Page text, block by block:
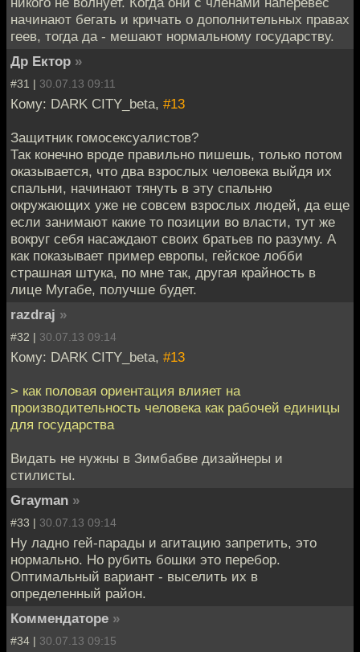
начинают бегать и кричать о дополнительных правах
геев, тогда да - мешают нормальному государству.
Др Ектор »
#31 | 30.07.13 09:11
Кому: DARK CITY_beta, #13
Защитник гомосексуалистов?
Так конечно вроде правильно пишешь, только потом
оказывается, что два взрослых человека выйдя их
спальни, начинают тянуть в эту спальню
окружающих уже не совсем взрослых людей, да еще
если занимают какие то позиции во власти, тут же
вокруг себя насаждают своих братьев по разуму. А
как показывает пример европы, гейское лобби
страшная штука, по мне так, другая крайность в
лице Мугабе, получше будет.
razdraj »
#32 | 30.07.13 09:14
Кому: DARK CITY_beta, #13
> как половая ориентация влияет на
производительность человека как рабочей единицы
для государства
Видать не нужны в Зимбабве дизайнеры и
стилисты.
Grayman »
#33 | 30.07.13 09:14
Ну ладно гей-парады и агитацию запретить, это
нормально. Но рубить бошки это перебор.
Оптимальный вариант - выселить их в
определенный район.
Коммендаторе »
#34 | 30.07.13 09:15